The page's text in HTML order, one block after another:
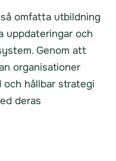
omfatta utbildning
uppdateringar och
Genom att
organisationer
hållbar strategi
deras